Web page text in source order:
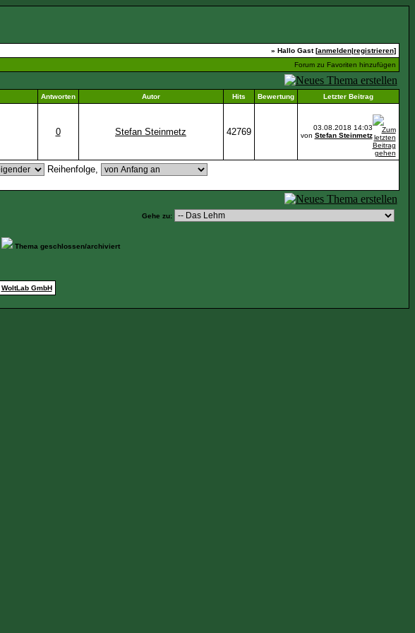
» Hallo Gast [anmelden|registrieren]
Forum zu Favoriten hinzufügen
Antworten Autor Hits Bewertung Letzter Beitrag
0 Stefan Steinmetz 42769 03.08.2018 14:03
von Stefan Steinmetz
Reihenfolge,
Gehe zu:
Thema geschlossen/archiviert
WoltLab GmbH